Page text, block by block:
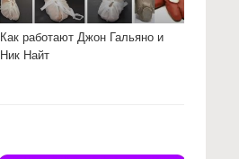
Как работают Джон Гальяно и
Ник Найт